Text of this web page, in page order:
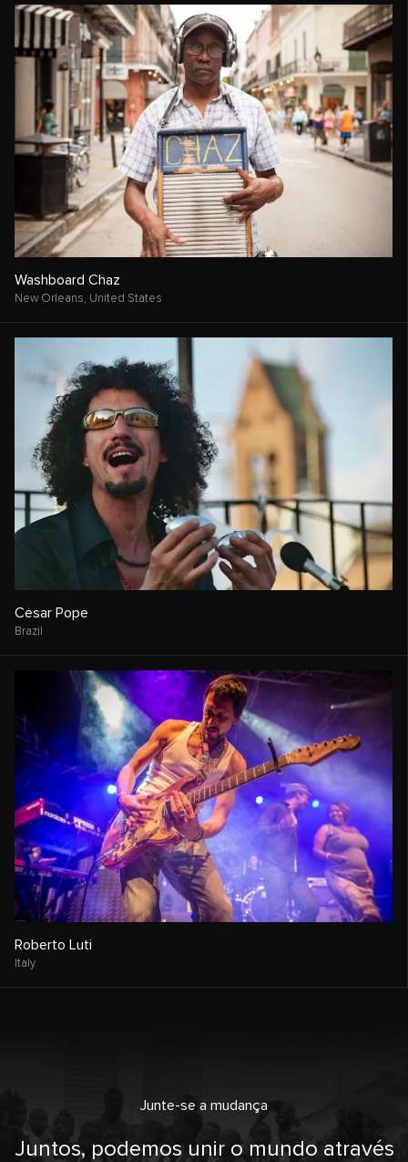
Washboard Chaz
New Orleans, United States
Cesar Pope
Brazil
Roberto Luti
Italy
Junte-se a mudança
Juntos, podemos unir o mundo através